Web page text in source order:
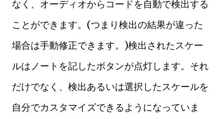
なく、オーディオからコードを自動で検出する
ことができます。 (つまり検出の結果が違った
場合は手動修正できます。)検出されたスケー
ルはノートを記したボタンが点灯します。それ
だけでなく、検出あるいは選択したスケールを
自分でカスタマイズできるようになっていま